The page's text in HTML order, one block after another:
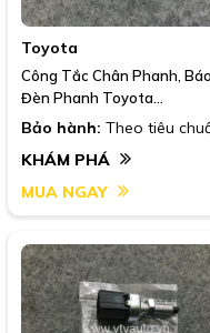
Toyota
Công Tắc Chân Phanh, Báo
Đèn Phanh Toyota
Vios,2008-2013
Bảo hành: Theo tiêu
KHÁM PHÁ
MUA NGAY